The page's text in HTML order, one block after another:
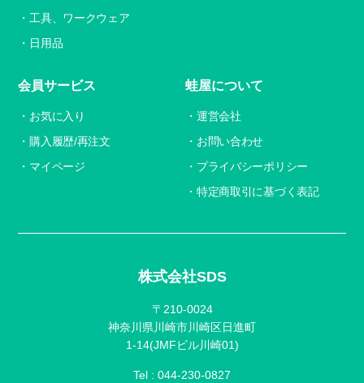
株式会社SDS
〒210-0024
神奈川県川崎市川崎区日進町
1-14(JMFビル川崎01)
Tel : 044-230-0827
工具、ワークウェア
日用品
会員サービス
お気に入り
購入履歴/再注文
マイページ
蛙屋について
運営会社
お問い合わせ
プライバシーポリシー
特定商取引に基づく表記